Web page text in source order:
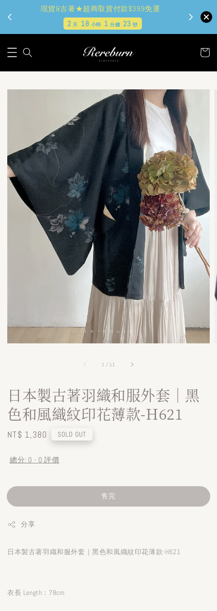
現貨&古著★超商取貨付款$399免運
2天 18小時 1分鐘 22 秒
1 / 11
日本製古著羽織和服外套｜黑
色和風織紋印花薄款-H621
Regular
NT$ 1,380 SOLD OUT
總分: 0 - 0 評價
售完
分享
日本製古著羽織和服外套｜黑色和風織紋印花薄款-H621
衣長 Length：78cm